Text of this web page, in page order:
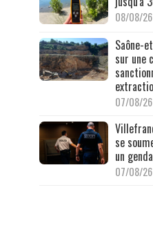
08/08/26
Saône-
sur une
07/08/26
se
un
07/08/26